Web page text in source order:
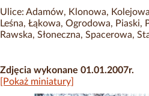
Ulice: Adamów, Klonowa,
Leśna, Łąkowa, Ogrodowa, Piaski,
Rawska, Słoneczna, Spacerowa,
Zdjęcia wykonane 01.01.2007r.
[Pokaż miniatury]